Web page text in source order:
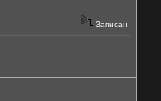
Записан